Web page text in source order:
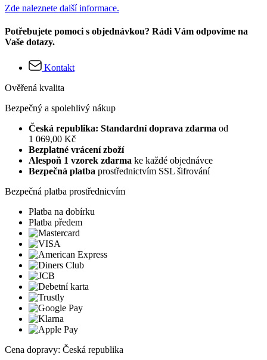
Zde naleznete další informace.
Potřebujete pomoci s objednávkou? Rádi Vám odpovíme na
Vaše dotazy.
Kontakt
Ověřená kvalita
Bezpečný a spolehlivý nákup
Česká republika: Standardní doprava zdarma od
1 069,00 Kč
Bezplatné vrácení zboží
Alespoň 1 vzorek zdarma ke každé objednávce
Bezpečná platba prostřednictvím SSL šifrování
Bezpečná platba prostřednicvím
Platba na dobírku
Platba předem
Cena dopravy: Česká republika